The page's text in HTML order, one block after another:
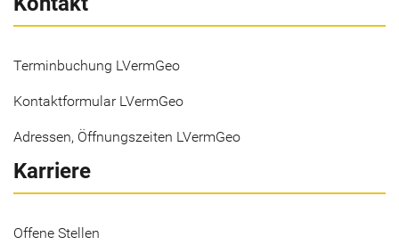
Terminbuchung LVermGeo
Kontaktformular LVermGeo
Adressen, Öffnungszeiten LVermGeo
Karriere
Offene Stellen